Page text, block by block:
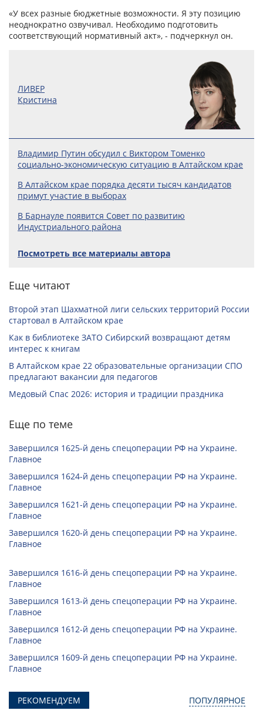
«У всех разные бюджетные возможности. Я эту позицию
неоднократно озвучивал. Необходимо подготовить
соответствующий нормативный акт», - подчеркнул он.
ЛИВЕР
Кристина
Владимир Путин обсудил с Виктором Томенко
социально-экономическую ситуацию в Алтайском крае
В Алтайском крае порядка десяти тысяч кандидатов
примут участие в выборах
В Барнауле появится Совет по развитию
Индустриального района
Посмотреть все материалы автора
Еще читают
Второй этап Шахматной лиги сельских территорий России
стартовал в Алтайском крае
Как в библиотеке ЗАТО Сибирский возвращают детям
интерес к книгам
В Алтайском крае 22 образовательные организации СПО
предлагают вакансии для педагогов
Медовый Спас 2026: история и традиции праздника
Еще по теме
Завершился 1625-й день спецоперации РФ на Украине.
Главное
Завершился 1624-й день спецоперации РФ на Украине.
Главное
Завершился 1621-й день спецоперации РФ на Украине.
Главное
Завершился 1620-й день спецоперации РФ на Украине.
Главное
Завершился 1616-й день спецоперации РФ на Украине.
Главное
Завершился 1613-й день спецоперации РФ на Украине.
Главное
Завершился 1612-й день спецоперации РФ на Украине.
Главное
Завершился 1609-й день спецоперации РФ на Украине.
Главное
РЕКОМЕНДУЕМ ПОПУЛЯРНОЕ